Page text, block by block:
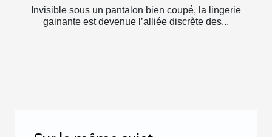
Invisible sous un pantalon bien coupé, la lingerie
gainante est devenue l’alliée discrète des...